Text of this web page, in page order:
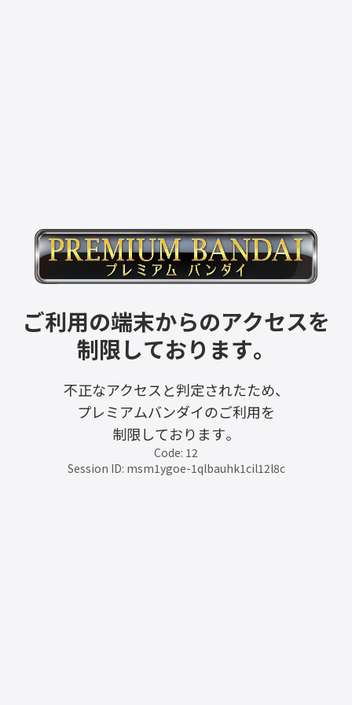
ご利用の端末からのアクセスを
制限しております。
不正なアクセスと判定されたため、
プレミアムバンダイのご利用を
制限しております。
Code: 12
Session ID: msm1ygoe-1qlbauhk1cil12l8c